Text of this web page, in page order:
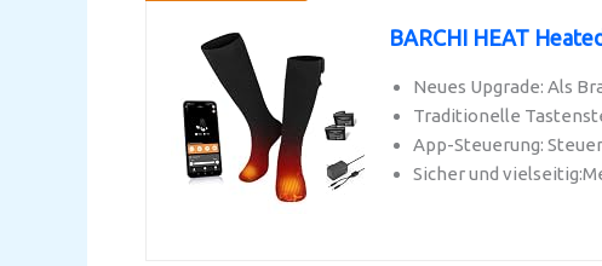
BARCHI HEAT
Neues Upgrade: Als
Traditionelle
App-Steuerung:
Sicher und